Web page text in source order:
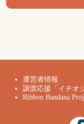
運営者情報
譲渡応援「イチオ
Ribbon Bandana